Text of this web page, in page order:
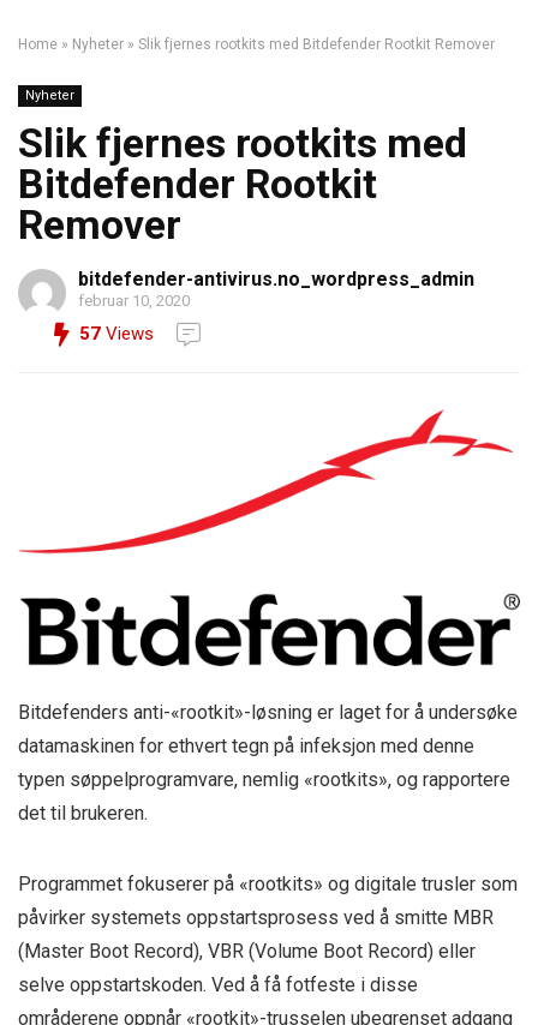
Home » Nyheter » Slik fjernes rootkits med Bitdefender Rootkit Remover
Nyheter
Slik fjernes rootkits med
Bitdefender Rootkit
Remover
bitdefender-antivirus.no_wordpress_admin
februar 10, 2020
57 Views
Bitdefenders anti-«rootkit»-løsning er laget for å undersøke
datamaskinen for ethvert tegn på infeksjon med denne
typen søppelprogramvare, nemlig «rootkits», og rapportere
det til brukeren.
Programmet fokuserer på «rootkits» og digitale trusler som
påvirker systemets oppstartsprosess ved å smitte MBR
(Master Boot Record), VBR (Volume Boot Record) eller
selve oppstartskoden. Ved å få fotfeste i disse
områderene oppnår «rootkit»-trusselen ubegrenset adgang